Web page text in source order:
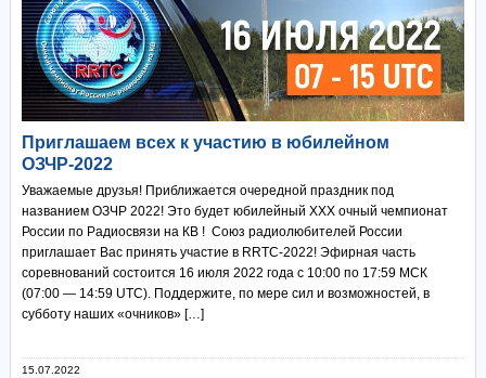
Приглашаем всех к участию в юбилейном
ОЗЧР-2022
Уважаемые друзья! Приближается очередной праздник под
названием ОЗЧР 2022! Это будет юбилейный XXX очный чемпионат
России по Радиосвязи на КВ ! Союз радиолюбителей России
приглашает Вас принять участие в RRTC-2022! Эфирная часть
соревнований состоится 16 июля 2022 года с 10:00 по 17:59 МСК
(07:00 — 14:59 UTC). Поддержите, по мере сил и возможностей, в
субботу наших «очников» […]
15.07.2022